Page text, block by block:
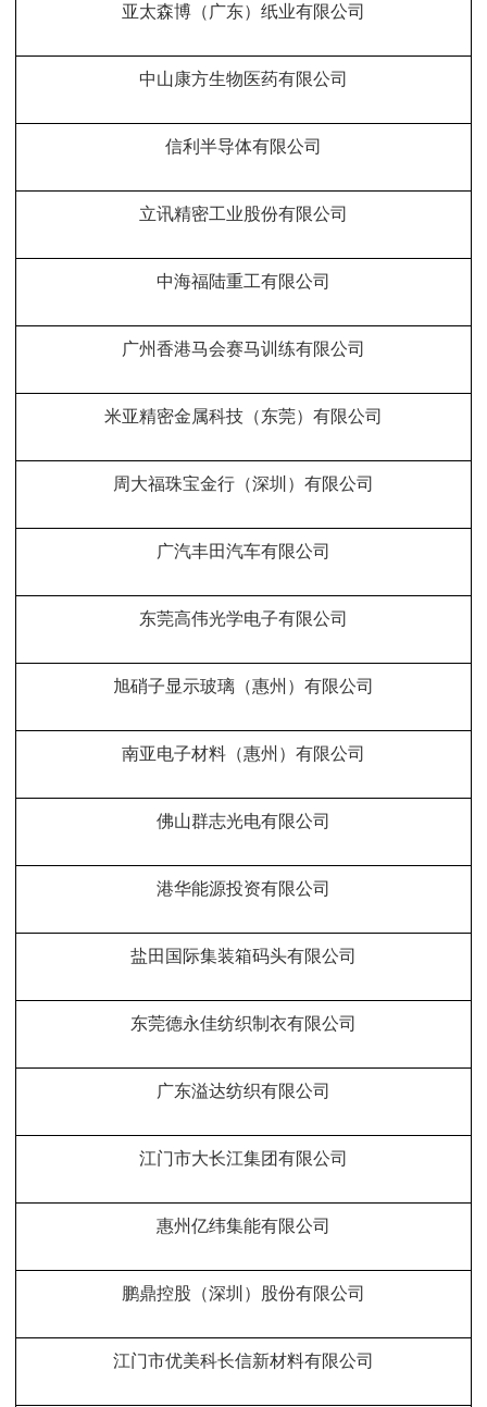
亚太森博（广东）纸业有限公司
中山康方生物医药有限公司
信利半导体有限公司
立讯精密工业股份有限公司
中海福陆重工有限公司
广州香港马会赛马训练有限公司
米亚精密金属科技（东莞）有限公司
周大福珠宝金行（深圳）有限公司
广汽丰田汽车有限公司
东莞高伟光学电子有限公司
旭硝子显示玻璃（惠州）有限公司
南亚电子材料（惠州）有限公司
佛山群志光电有限公司
港华能源投资有限公司
盐田国际集装箱码头有限公司
东莞德永佳纺织制衣有限公司
广东溢达纺织有限公司
江门市大长江集团有限公司
惠州亿纬集能有限公司
鹏鼎控股（深圳）股份有限公司
江门市优美科长信新材料有限公司